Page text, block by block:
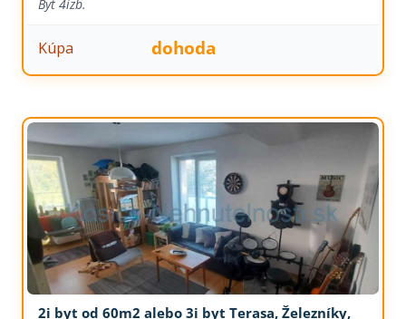
Byt 4izb.
Kúpa dohoda
2i byt od 60m2 alebo 3i byt Terasa, Železníky,